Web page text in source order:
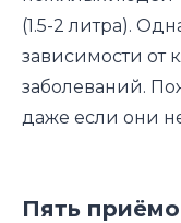
(1.5-2 литра).
зависимости от
заболеваний.
даже если они
Пять